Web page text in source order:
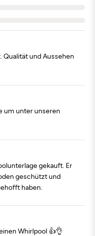
Qualität und Aussehen
um unter unseren
gekauft. Er
geschützt und
haben.
Whirlpool 👍👌